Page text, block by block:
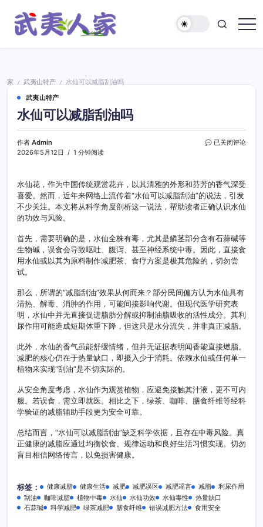
家
家 / 武夷山特产 /
水仙可以减脂刮油吗
武夷山特产
水仙可以减脂刮油吗
作者 Admin
2026年5月12日
1 分钟阅读
水
减
脂
刮
油
已关闭评论
水仙花，作为中国传统观赏花卉，以其清雅的外形和芬芳的香气深受
喜爱。然而，近年来网络上流传着“水仙可以减脂刮油”的说法，引发
不少关注。本文将从科学角度剖析这一说法，帮助读者正确认识水仙
的功效与风险。
首先，需要明确的是，水仙全株有毒，尤其是鳞茎部分含有石蒜碱等
生物碱，误食会导致呕吐、腹泻、甚至神经系统中毒。因此，直接食
用水仙或以其为原料制作减肥茶、食疗方案是极其危险的，切勿尝
试。
那么，所谓的“减脂刮油”效果从何而来？部分民间偏方认为水仙具有
清热、解毒、消肿的作用，可能间接影响代谢。但现代医学研究表
明，水仙中并无直接促进脂肪分解或抑制油脂吸收的活性成分。其利
尿作用可能造成短期体重下降，但这只是水分流失，并非真正减脂。
此外，水仙的香气虽能舒缓情绪，但并无证据表明闻香能直接燃脂。
减肥的核心仍在于热量缺口，即摄入少于消耗。依赖水仙或任何单一
植物来实现“刮油”是不切实际的。
从安全角度考虑，水仙作为观赏植物，应避免接触其汁液，更不可内
服。若误食，需立即就医。相比之下，绿茶、咖啡、膳食纤维等经科
学验证的减脂辅助手段更为安全可靠。
总结而言，“水仙可以减脂刮油”缺乏科学依据，且存在中毒风险。真
正健康的减脂应通过均衡饮食、规律运动和良好生活习惯实现。切勿
盲目相信网络传言，以免损害健康。
标签： 健康减脂 健康生活 减肥 减肥误区 减肥谣言 减脂
利尿作用
刮油
咖啡减脂 植物中毒 水仙 水仙功效 水仙毒性
热量缺口
石蒜碱
科学减肥 绿茶减肥 膳食纤维 错误减肥方法 食用安全